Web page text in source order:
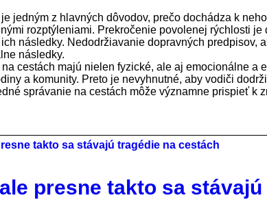
jedným z hlavných dôvodov, prečo dochádza k
rozptýleniami. Prekročenie povolenej rýchlosti je
následky. Nedodržiavanie dopravných predpisov,
následky.
cestách majú nielen fyzické, ale aj emocionálne a
a komunity. Preto je nevyhnutné, aby vodiči
správanie na cestách môže významne prispieť k
presne takto sa